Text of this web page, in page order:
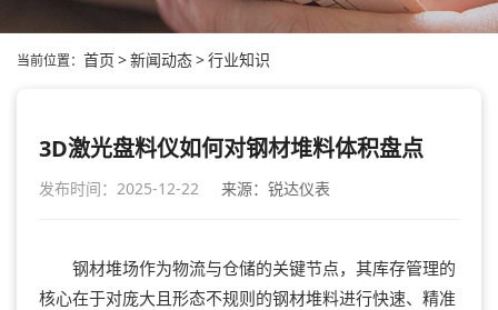
当前位置： 首页 >新闻动态>行业知识
3D激光盘料仪如何对钢材堆料体积盘点
发布时间：2025-12-22 来源：锐达仪表
钢材堆场作为物流与仓储的关键节点，其库存管理的
核心在于对庞大且形态不规则的钢材堆料进行快速、精准